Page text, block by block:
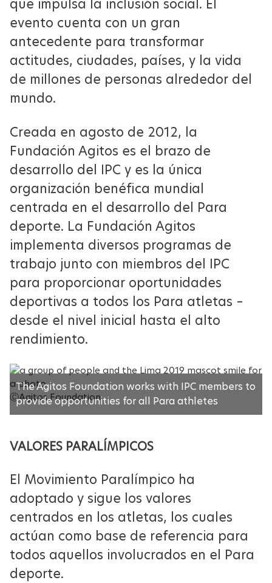
que impulsa la inclusión social. El
evento cuenta con un gran
antecedente para transformar
actitudes, ciudades, países, y la vida
de millones de personas alrededor del
mundo.
Creada en agosto de 2012, la
Fundación Agitos es el brazo de
desarrollo del IPC y es la única
organización benéfica mundial
centrada en el desarrollo del Para
deporte. La Fundación Agitos
implementa diversos programas de
trabajo junto con miembros del IPC
para proporcionar oportunidades
deportivas a todos los Para atletas –
desde el nivel inicial hasta el alto
rendimiento.
ⒸAgitos Foundation
The Agitos Foundation works with IPC members to
provide opportunities for all Para athletes
VALORES PARALÍMPICOS
El Movimiento Paralímpico ha
adoptado y sigue los valores
centrados en los atletas, los cuales
actúan como base de referencia para
todos aquellos involucrados en el Para
deporte.